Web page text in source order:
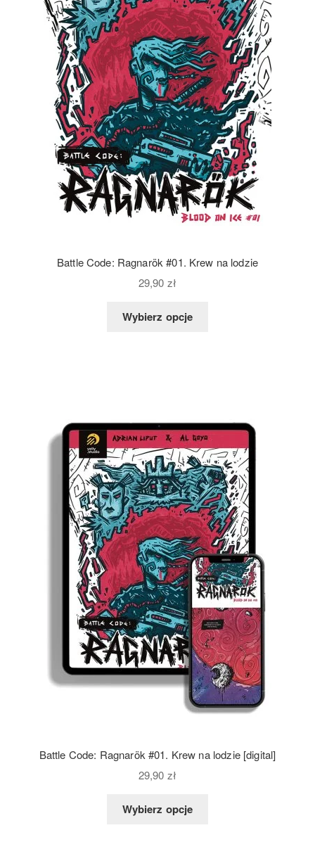
Battle Code: Ragnarök #01. Krew na lodzie
29,90 zł
Wybierz opcje
Battle Code: Ragnarök #01. Krew na lodzie [digital]
29,90 zł
Wybierz opcje